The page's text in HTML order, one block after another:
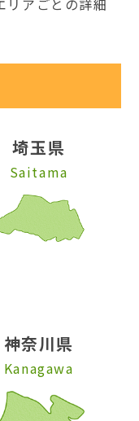
リアごとの詳細
埼玉県
Saitama
神奈川県
Kanagawa